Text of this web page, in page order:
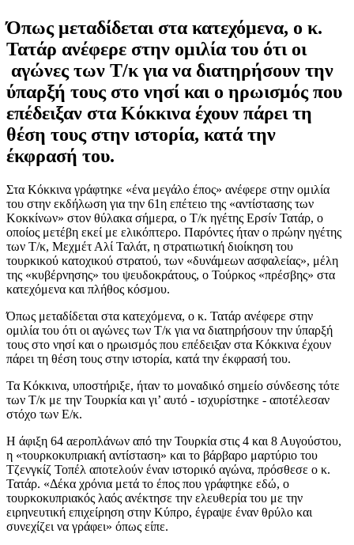
Όπως μεταδίδεται στα κατεχόμενα, ο κ.
Τατάρ ανέφερε στην ομιλία του ότι οι
αγώνες των Τ/κ για να διατηρήσουν την
ύπαρξή τους στο νησί και ο ηρωισμός που
επέδειξαν στα Κόκκινα έχουν πάρει τη
θέση τους στην ιστορία, κατά την
έκφρασή του.
Στα Κόκκινα γράφτηκε «ένα μεγάλο έπος» ανέφερε στην ομιλία
του στην εκδήλωση για την 61η επέτειο της «αντίστασης των
Κοκκίνων» στον θύλακα σήμερα, ο Τ/κ ηγέτης Ερσίν Τατάρ, ο
οποίος μετέβη εκεί με ελικόπτερο. Παρόντες ήταν ο πρώην ηγέτης
των Τ/κ, Μεχμέτ Αλί Ταλάτ, η στρατιωτική διοίκηση του
τουρκικού κατοχικού στρατού, των «δυνάμεων ασφαλείας», μέλη
της «κυβέρνησης» του ψευδοκράτους, ο Τούρκος «πρέσβης» στα
κατεχόμενα και πλήθος κόσμου.
Όπως μεταδίδεται στα κατεχόμενα, ο κ. Τατάρ ανέφερε στην
ομιλία του ότι οι αγώνες των Τ/κ για να διατηρήσουν την ύπαρξή
τους στο νησί και ο ηρωισμός που επέδειξαν στα Κόκκινα έχουν
πάρει τη θέση τους στην ιστορία, κατά την έκφρασή του.
Τα Κόκκινα, υποστήριξε, ήταν το μοναδικό σημείο σύνδεσης τότε
των Τ/κ με την Τουρκία και γι’ αυτό - ισχυρίστηκε - αποτέλεσαν
στόχο των Ε/κ.
Η άφιξη 64 αεροπλάνων από την Τουρκία στις 4 και 8 Αυγούστου,
η «τουρκοκυπριακή αντίσταση» και το βάρβαρο μαρτύριο του
Τζενγκίζ Τοπέλ αποτελούν έναν ιστορικό αγώνα, πρόσθεσε ο κ.
Τατάρ. «Δέκα χρόνια μετά το έπος που γράφτηκε εδώ, ο
τουρκοκυπριακός λαός ανέκτησε την ελευθερία του με την
ειρηνευτική επιχείρηση στην Κύπρο, έγραψε έναν θρύλο και
συνεχίζει να γράφει» όπως είπε.